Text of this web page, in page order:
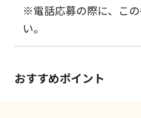
※電話応募の際に、こ
い。
おすすめポイント